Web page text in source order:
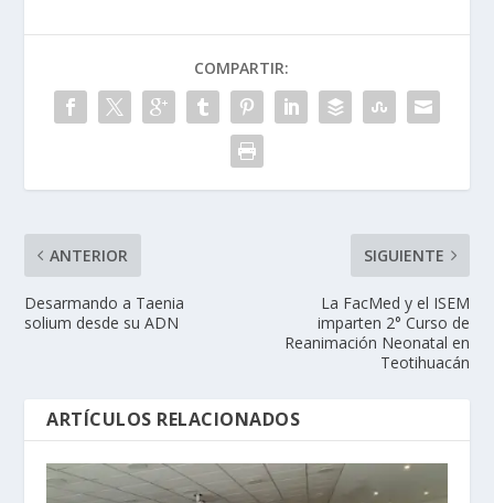
COMPARTIR:
ANTERIOR
Desarmando a Taenia
solium desde su ADN
SIGUIENTE
La FacMed y el ISEM
imparten 2° Curso de
Reanimación Neonatal en
Teotihuacán
ARTÍCULOS RELACIONADOS